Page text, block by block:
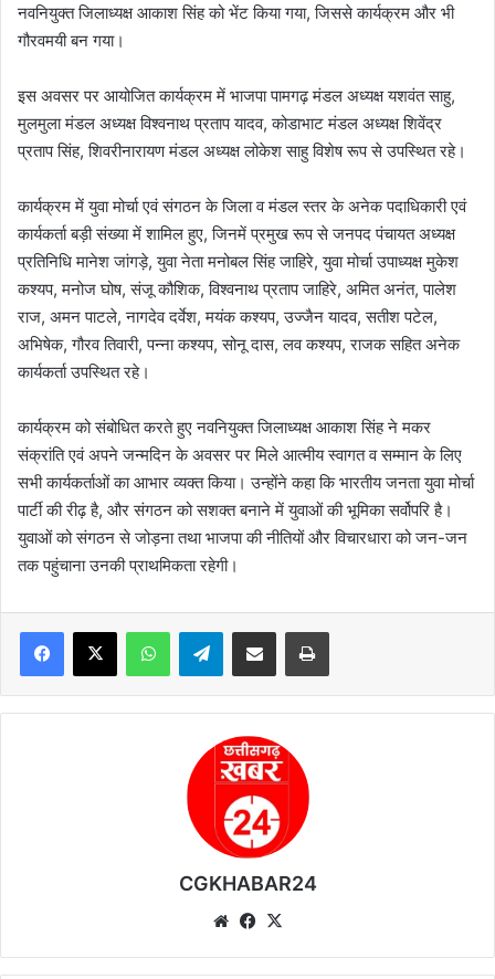
नवनियुक्त जिलाध्यक्ष आकाश सिंह को भेंट किया गया, जिससे कार्यक्रम और भी
गौरवमयी बन गया।
इस अवसर पर आयोजित कार्यक्रम में भाजपा पामगढ़ मंडल अध्यक्ष यशवंत साहु,
मुलमुला मंडल अध्यक्ष विश्वनाथ प्रताप यादव, कोडाभाट मंडल अध्यक्ष शिवेंद्र
प्रताप सिंह, शिवरीनारायण मंडल अध्यक्ष लोकेश साहु विशेष रूप से उपस्थित रहे।
कार्यक्रम में युवा मोर्चा एवं संगठन के जिला व मंडल स्तर के अनेक पदाधिकारी एवं
कार्यकर्ता बड़ी संख्या में शामिल हुए, जिनमें प्रमुख रूप से जनपद पंचायत अध्यक्ष
प्रतिनिधि मानेश जांगड़े, युवा नेता मनोबल सिंह जाहिरे, युवा मोर्चा उपाध्यक्ष मुकेश
कश्यप, मनोज घोष, संजू कौशिक, विश्वनाथ प्रताप जाहिरे, अमित अनंत, पालेश
राज, अमन पाटले, नागदेव दर्वेश, मयंक कश्यप, उज्जैन यादव, सतीश पटेल,
अभिषेक, गौरव तिवारी, पन्ना कश्यप, सोनू दास, लव कश्यप, राजक सहित अनेक
कार्यकर्ता उपस्थित रहे।
कार्यक्रम को संबोधित करते हुए नवनियुक्त जिलाध्यक्ष आकाश सिंह ने मकर
संक्रांति एवं अपने जन्मदिन के अवसर पर मिले आत्मीय स्वागत व सम्मान के लिए
सभी कार्यकर्ताओं का आभार व्यक्त किया। उन्होंने कहा कि भारतीय जनता युवा मोर्चा
पार्टी की रीढ़ है, और संगठन को सशक्त बनाने में युवाओं की भूमिका सर्वोपरि है।
युवाओं को संगठन से जोड़ना तथा भाजपा की नीतियों और विचारधारा को जन-जन
तक पहुंचाना उनकी प्राथमिकता रहेगी।
Telegram
CGKHABAR24
We
te
Fa
bo